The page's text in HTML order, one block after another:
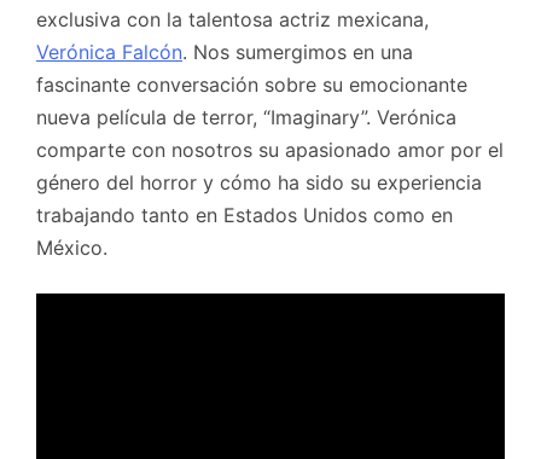
exclusiva con la talentosa actriz mexicana,
Verónica Falcón. Nos sumergimos en una
fascinante conversación sobre su emocionante
nueva película de terror, “Imaginary”. Verónica
comparte con nosotros su apasionado amor por el
género del horror y cómo ha sido su experiencia
trabajando tanto en Estados Unidos como en
México.